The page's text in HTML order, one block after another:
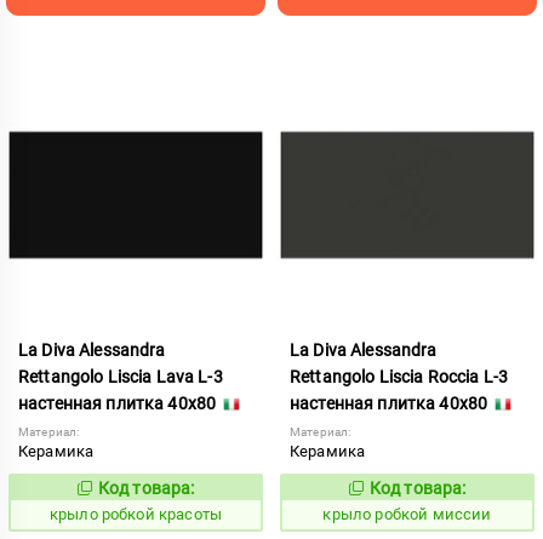
La Diva Alessandra
Rettangolo Liscia Lava L-3
настенная плитка 40x80
Материал:
Керамика
837915
Код товара:
крыло робкой красоты
La Diva Alessandra
Rettangolo Liscia Roccia L-3
настенная плитка 40x80
Материал:
Керамика
837927
Код товара:
крыло робкой миссии